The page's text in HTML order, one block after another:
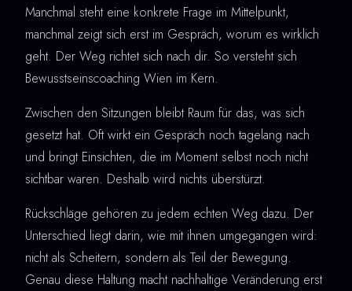
Manchmal steht eine konkrete Frage im Mittelpunkt,
manchmal zeigt sich erst im Gespräch, worum es wirklich
geht. Der Weg richtet sich nach dir. So versteht sich
Bewusstseinscoaching Wien im Kern.
Zwischen den Sitzungen bleibt Raum für das, was sich
gesetzt hat. Oft wirkt ein Gespräch noch tagelang nach
und bringt Einsichten, die im Moment selbst noch nicht
sichtbar waren. Deshalb wird nichts überstürzt.
Rückschläge gehören zu jedem echten Weg dazu. Der
Unterschied liegt darin, wie mit ihnen umgegangen wird:
nicht als Scheitern, sondern als Teil der Bewegung.
Genau diese Haltung macht nachhaltige Veränderung erst